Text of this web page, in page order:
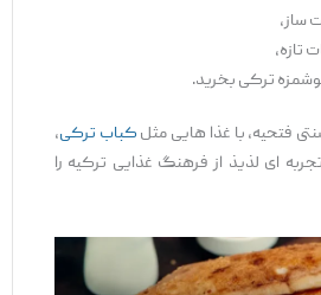
ترکی بخرید.
فتحیه، با غذا هایی مثلکباب ترکی،
‌ای لذیذ از فرهنگ غذایی ترکیه را